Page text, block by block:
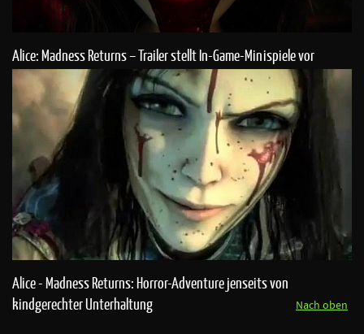
Alice: Madness Returns – Trailer stellt In-Game-Minispiele vor
Alice - Madness Returns: Horror-Adventure jenseits von
kindgerechter Unterhaltung
Nach oben